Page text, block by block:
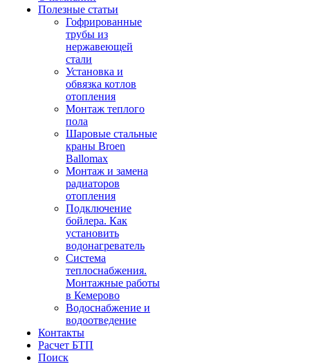
Полезные статьи
Гофрированные
трубы из
нержавеющей
стали
Установка и
обвязка котлов
отопления
Монтаж теплого
пола
Шаровые стальные
краны Broen
Ballomax
Монтаж и замена
радиаторов
отопления
Подключение
бойлера. Как
установить
водонагреватель
Система
теплоснабжения.
Монтажные работы
в Кемерово
Водоснабжение и
водоотведение
Контакты
Расчет БТП
Поиск